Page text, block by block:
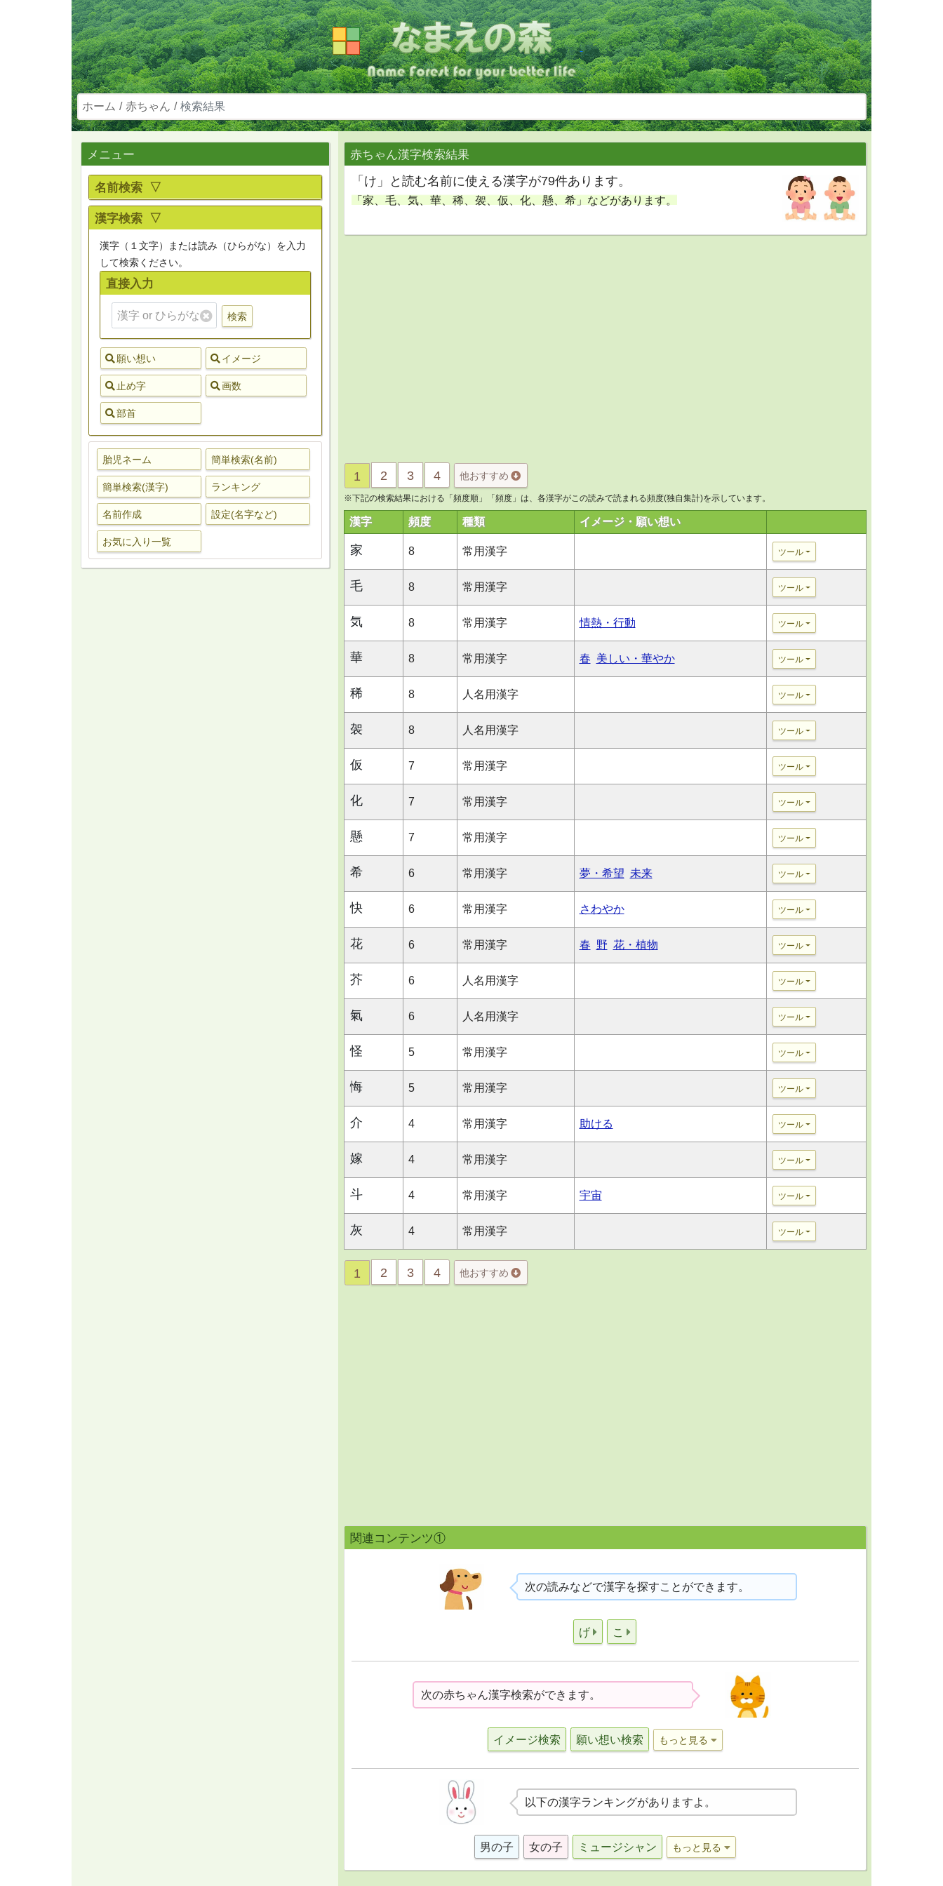
ホーム 赤ちゃん 検索結果
メニュー
名前検索 ▽
漢字検索 ▽
漢字（１文字）または読み（ひらがな）を入力
して検索ください。
直接入力
検索
願い想い イメージ
止め字 画数
部首
胎児ネーム 簡単検索(名前)
簡単検索(漢字) ランキング
名前作成 設定(名字など)
お気に入り一覧
赤ちゃん漢字検索結果
「け」と読む名前に使える漢字が79件あります。
「家、毛、気、華、稀、袈、仮、化、懸、希」などがあります。
1 2 3 4 他おすすめ
※下記の検索結果における「頻度順」「頻度」は、各漢字がこの読みで読まれる頻度(独自集計)を示しています。
漢字 頻度 種類 イメージ・願い想い
家 8 常用漢字 ツール
毛 8 常用漢字 ツール
気 8 常用漢字 情熱・行動 ツール
華 8 常用漢字 春 美しい・華やか ツール
稀 8 人名用漢字 ツール
袈 8 人名用漢字 ツール
仮 7 常用漢字 ツール
化 7 常用漢字 ツール
懸 7 常用漢字 ツール
希 6 常用漢字 夢・希望 未来 ツール
快 6 常用漢字 さわやか ツール
花 6 常用漢字 春 野 花・植物 ツール
芥 6 人名用漢字 ツール
氣 6 人名用漢字 ツール
怪 5 常用漢字 ツール
悔 5 常用漢字 ツール
介 4 常用漢字 助ける ツール
嫁 4 常用漢字 ツール
斗 4 常用漢字 宇宙 ツール
灰 4 常用漢字 ツール
1 2 3 4 他おすすめ
関連コンテンツ①
次の読みなどで漢字を探すことができます。
げ こ
次の赤ちゃん漢字検索ができます。
イメージ検索 願い想い検索 もっと見る
以下の漢字ランキングがありますよ。
男の子 女の子 ミュージシャン もっと見る